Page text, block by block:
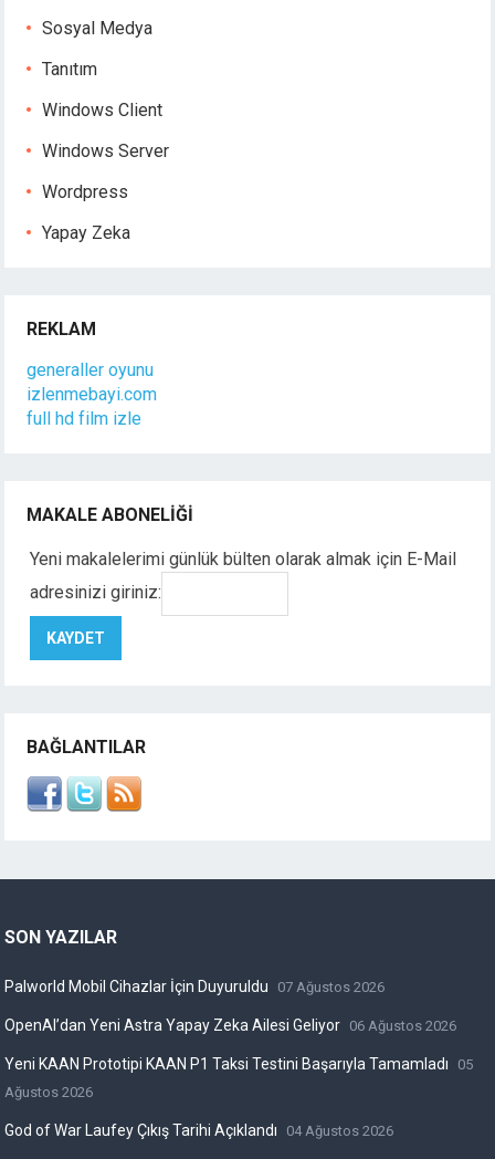
Sosyal Medya
Tanıtım
Windows Client
Windows Server
Wordpress
Yapay Zeka
REKLAM
generaller oyunu
izlenmebayi.com
full hd film izle
MAKALE ABONELIĞI
Yeni makalelerimi günlük bülten olarak almak için E-Mail
adresinizi giriniz:
BAĞLANTILAR
SON YAZILAR
Palworld Mobil Cihazlar İçin Duyuruldu 07 Ağustos 2026
OpenAI’dan Yeni Astra Yapay Zeka Ailesi Geliyor 06 Ağustos 2026
Yeni KAAN Prototipi KAAN P1 Taksi Testini Başarıyla Tamamladı
05
Ağustos 2026
God of War Laufey Çıkış Tarihi Açıklandı 04 Ağustos 2026